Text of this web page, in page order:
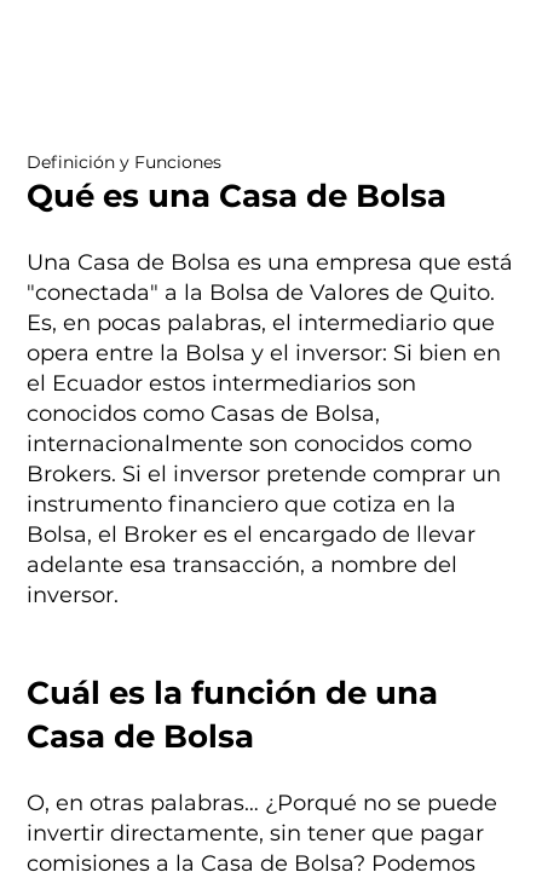
Definición y Funciones
Qué es una Casa de Bolsa
Una Casa de Bolsa es una empresa que está
"conectada" a la Bolsa de Valores de Quito.
Es, en pocas palabras, el intermediario que
opera entre la Bolsa y el inversor: Si bien en
el Ecuador estos intermediarios son
conocidos como Casas de Bolsa,
internacionalmente son conocidos como
Brokers. Si el inversor pretende comprar un
instrumento financiero que cotiza en la
Bolsa, el Broker es el encargado de llevar
adelante esa transacción, a nombre del
inversor.
Cuál es la función de una
Casa de Bolsa
O, en otras palabras… ¿Porqué no se puede
invertir directamente, sin tener que pagar
comisiones a la Casa de Bolsa? Podemos